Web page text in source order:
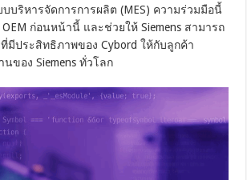
บบริหารจัดการการผลิต (MES) ความร่วมมือนี้
ก่อนหน้านี้ และช่วยให้ Siemens สามารถ
มีประสิทธิภาพของ Cybord ให้กับลูกค้า
นของ Siemens ทั่วโลก